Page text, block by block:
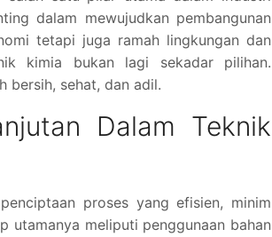
dalam mewujudkan pembangunan
tetapi juga ramah lingkungan dan
kimia bukan lagi sekadar pilihan.
bersih, sehat, dan adil.
Dalam Teknik
proses yang efisien, minim
utamanya meliputi penggunaan bahan